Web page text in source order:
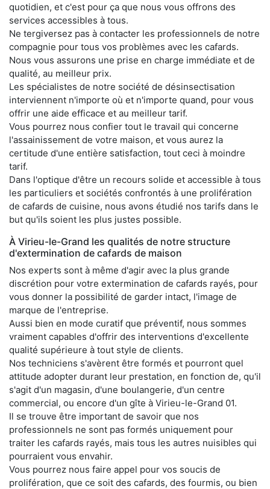
quotidien, et c'est pour ça que nous vous offrons des
services accessibles à tous.
Ne tergiversez pas à contacter les professionnels de notre
compagnie pour tous vos problèmes avec les cafards.
Nous vous assurons une prise en charge immédiate et de
qualité, au meilleur prix.
Les spécialistes de notre société de désinsectisation
interviennent n'importe où et n'importe quand, pour vous
offrir une aide efficace et au meilleur tarif.
Vous pourrez nous confier tout le travail qui concerne
l'assainissement de votre maison, et vous aurez la
certitude d'une entière satisfaction, tout ceci à moindre
tarif.
Dans l'optique d'être un recours solide et accessible à tous
les particuliers et sociétés confrontés à une prolifération
de cafards de cuisine, nous avons étudié nos tarifs dans le
but qu'ils soient les plus justes possible.
À Virieu-le-Grand les qualités de notre structure
d'extermination de cafards de maison
Nos experts sont à même d'agir avec la plus grande
discrétion pour votre extermination de cafards rayés, pour
vous donner la possibilité de garder intact, l'image de
marque de l'entreprise.
Aussi bien en mode curatif que préventif, nous sommes
vraiment capables d'offrir des interventions d'excellente
qualité supérieure à tout style de clients.
Nos techniciens s'avèrent être formés et pourront quel
attitude adopter durant leur prestation, en fonction de, qu'il
s'agit d'un magasin, d'une boulangerie, d'un centre
commercial, ou encore d'un gîte à Virieu-le-Grand 01.
Il se trouve être important de savoir que nos
professionnels ne sont pas formés uniquement pour
traiter les cafards rayés, mais tous les autres nuisibles qui
pourraient vous envahir.
Vous pourrez nous faire appel pour vos soucis de
prolifération, que ce soit des cafards, des fourmis, ou bien